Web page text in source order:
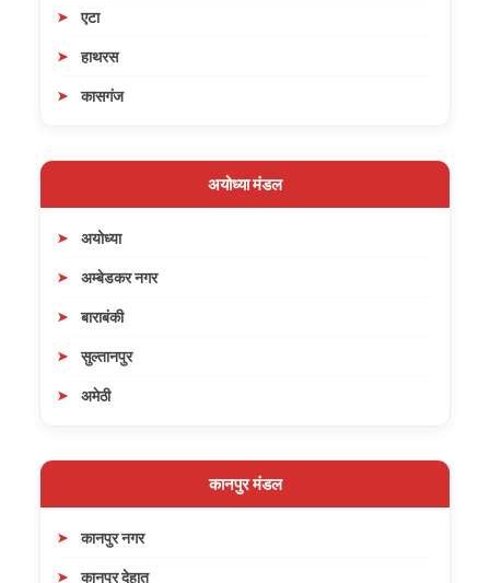
एटा
हाथरस
कासगंज
अयोध्या मंडल
अयोध्या
अम्बेडकर नगर
बाराबंकी
सुल्तानपुर
अमेठी
कानपुर मंडल
कानपुर नगर
कानपुर देहात